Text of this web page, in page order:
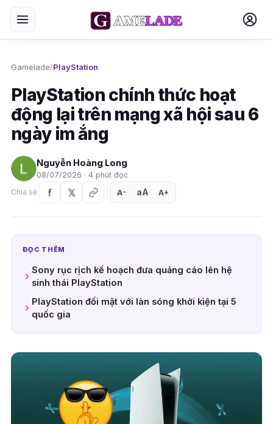
Gamelade/PlayStation
PlayStation chính thức hoạt
động lại trên mạng xã hội sau 6
ngày im ắng
Nguyễn Hoàng Long
08/07/2026 · 4 phút đọc
Chia sẻ
A− aA A+
ĐỌC THÊM
Sony rục rịch kế hoạch đưa quảng cáo lên hệ
sinh thái PlayStation
PlayStation đối mặt với làn sóng khởi kiện tại 5
quốc gia